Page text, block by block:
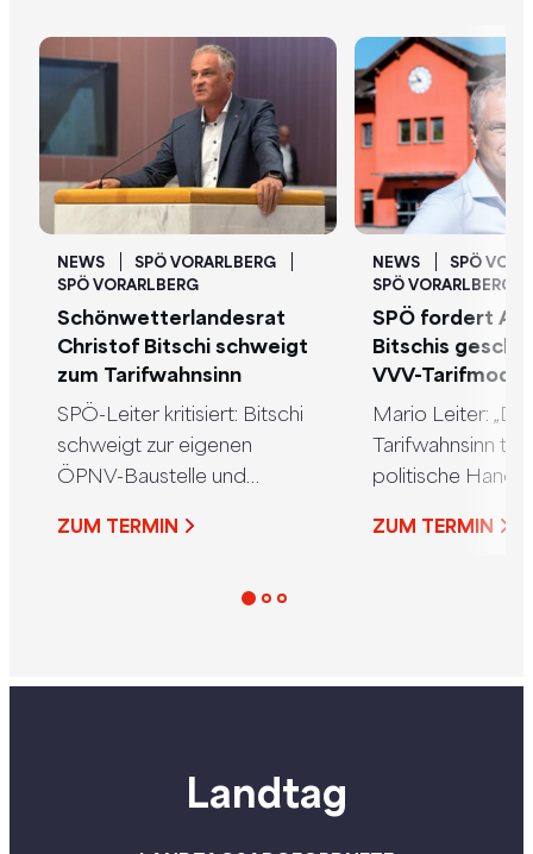
NEWS
SPÖ VORARLBERG
SPÖ VORARLBERG
Schönwetterlandesrat
Christof Bitschi schweigt
zum Tarifwahnsinn
SPÖ-Leiter kritisiert: Bitschi
schweigt zur eigenen
ÖPNV-Baustelle und
ZUM TERMIN
NEWS
SPÖ
SPÖ VORARLBERG
SPÖ fordert
Bitschis
VVV-
Mario Leiter: „Der
Tarifwahnsinn
politische
ZUM TERMIN
Landtag